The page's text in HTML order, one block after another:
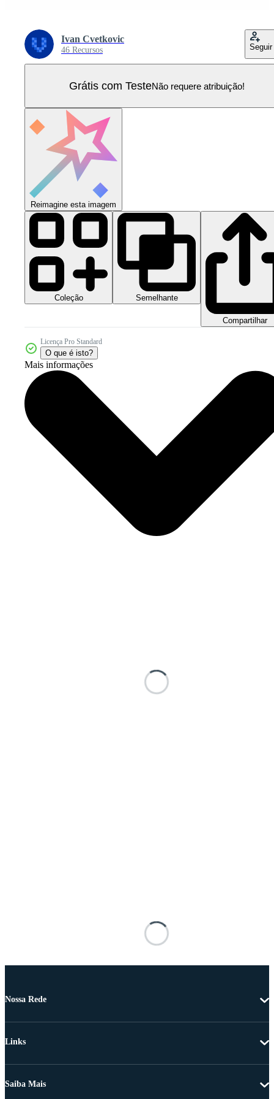
Ivan Cvetkovic
46 Recursos Seguir
Grátis com TesteNão requere atribuição!
Reimagine esta imagem
Coleção Semelhante
Compartilhar
Licença Pro Standard
O que é isto?
Mais informações
Nossa Rede
Links
Saiba Mais